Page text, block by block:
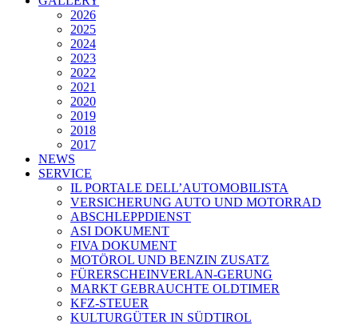
2026
2025
2024
2023
2022
2021
2020
2019
2018
2017
NEWS
SERVICE
IL PORTALE DELL’AUTOMOBILISTA
VERSICHERUNG AUTO UND MOTORRAD
ABSCHLEPPDIENST
ASI DOKUMENT
FIVA DOKUMENT
MOTÖROL UND BENZIN ZUSATZ
FÜRERSCHEINVERLAN-GERUNG
MARKT GEBRAUCHTE OLDTIMER
KFZ-STEUER
KULTURGÜTER IN SÜDTIROL